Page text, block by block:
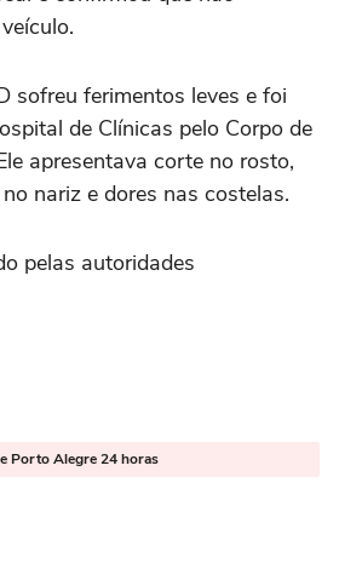
sofreu ferimentos leves e foi
de Clínicas pelo Corpo de
apresentava corte no rosto,
nariz e dores nas costelas.
pelas autoridades
Porto Alegre 24 horas